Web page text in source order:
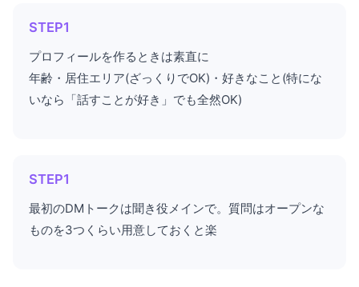
STEP1
プロフィールを作るときは素直に
年齢・居住エリア(ざっくりでOK)・好きなこと(特にな
いなら「話すことが好き」でも全然OK)
STEP1
最初のDMトークは聞き役メインで。質問はオープンな
ものを3つくらい用意しておくと楽